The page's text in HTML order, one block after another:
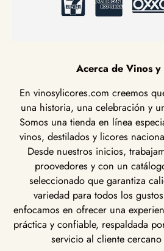
Acerca de Vinos y
En vinosylicores.com creemos
una historia, una celebración y
Somos una tienda en línea
vinos, destilados y licores
Desde nuestros inicios,
proovedores y con un
seleccionado que garantiza
variedad para todos los
enfocamos en ofrecer una
práctica y confiable, respaldada
servicio al cliente